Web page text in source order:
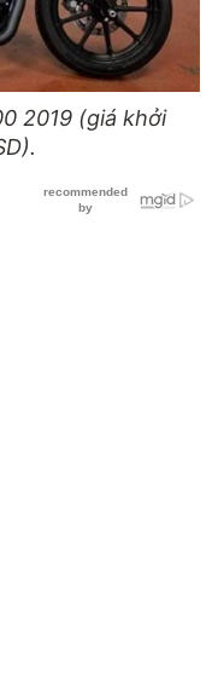
2019 (giá khởi